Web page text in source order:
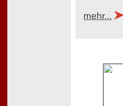
mehr...